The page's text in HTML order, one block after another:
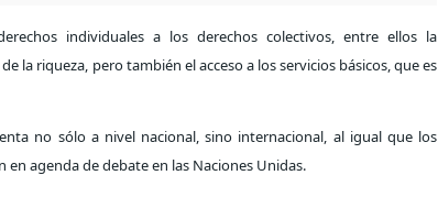
individuales a los derechos colectivos, entre ellos la
la riqueza, pero también el acceso a los servicios básicos, que es
no sólo a nivel nacional, sino internacional, al igual que los
agenda de debate en las Naciones Unidas.